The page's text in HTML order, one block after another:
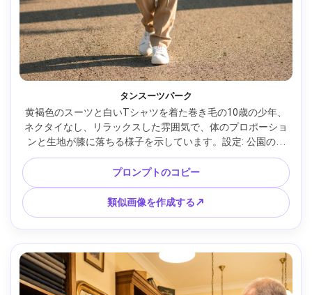
タンスーツパーク
黄褐色のスーツと白いTシャツを着た巻き毛の10歳の少年、
ネクタイなし、リラックスした雰囲気で、体のプロポーショ
ンと生地が膝に落ちる様子を示しています。設定: 公園の歩
道、午後遅くの太陽、Fuji GFX 50S 63mm、全身ポートレー
ト、すっきりとしたカラーグレーディング、リアルな影、フ
レームに自然にドレープされた衣服 --ar 4:5
プロンプトのコピー
類似画像を作成する↗